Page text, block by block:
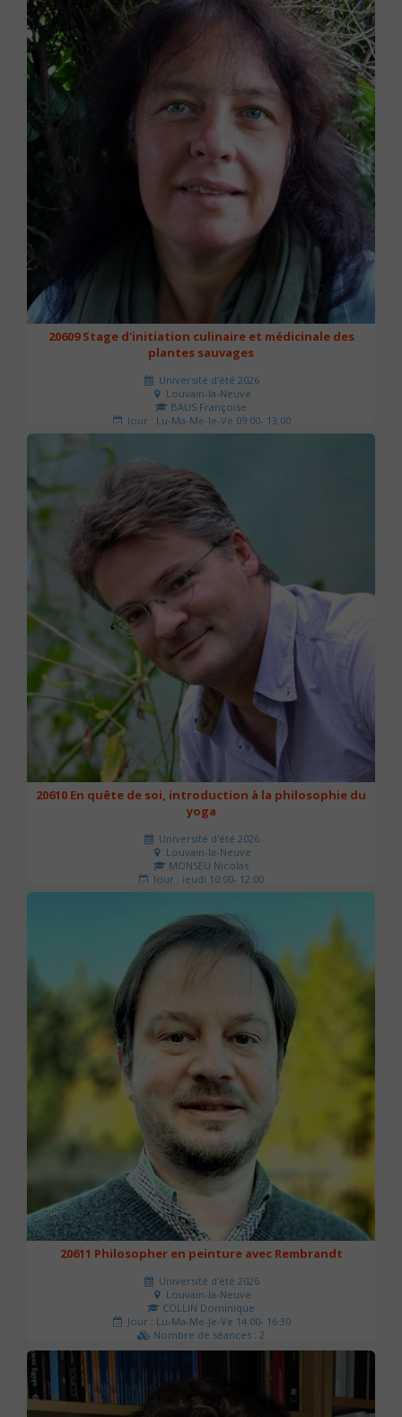
20609 Stage d'initiation culinaire et médicinale des
plantes sauvages
Université d'été 2026
Louvain-la-Neuve
BAUS Françoise
Jour : Lu-Ma-Me-Je-Ve 09:00- 13:00
Nombre de séances : 3
20610 En quête de soi, introduction à la philosophie du
yoga
Université d'été 2026
Louvain-la-Neuve
MONSEU Nicolas
Jour : jeudi 10:00- 12:00
Nombre de séances : 1
20611 Philosopher en peinture avec Rembrandt
Université d'été 2026
Louvain-la-Neuve
COLLIN Dominique
Jour : Lu-Ma-Me-Je-Ve 14:00- 16:30
Nombre de séances : 2
51 €